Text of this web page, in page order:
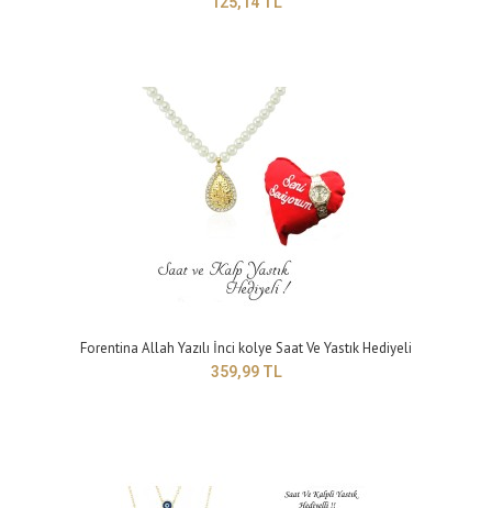
KOLYE+ KÜPE+BİLEKLİK PAKET İÇERİĞİ .1 ADET KRİSTAL KOLYE .1 ÇİFT
Forentina Allah Yazılı İnci kolye Saat Ve Yastık Hediyeli
359,99 TL